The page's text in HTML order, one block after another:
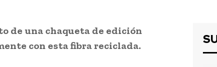
de una chaqueta de edición
con esta fibra reciclada.